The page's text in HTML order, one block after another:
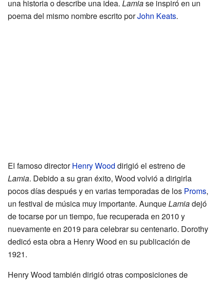
una historia o describe una idea. Lamiase inspiró en un
poema del mismo nombre escrito porJohn Keats.
El famoso directorHenry Wood dirigió el estreno de
Lamia. Debido a su gran éxito, Wood volvió a dirigirla
pocos días después y en varias temporadas de los Proms,
un festival de música muy importante. AunqueLamiadejó
de tocarse por un tiempo, fue recuperada en 2010 y
nuevamente en 2019 para celebrar su centenario. Dorothy
dedicó esta obra a Henry Wood en su publicación de
1921.
Henry Wood también dirigió otras composiciones de